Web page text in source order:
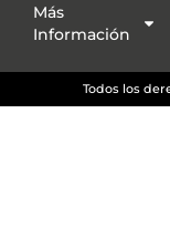
Más
Información
Todos los